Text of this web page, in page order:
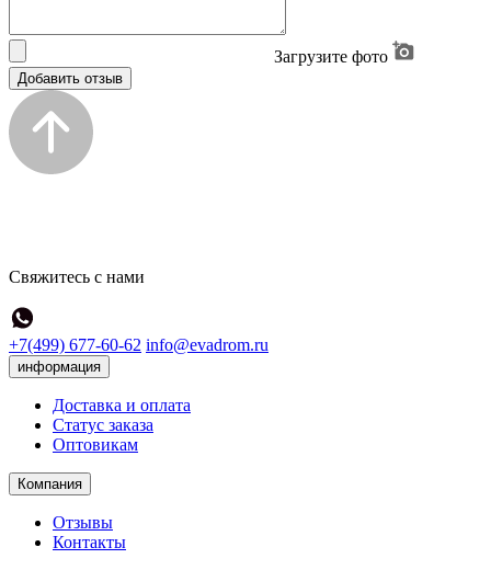
Загрузите фото
Добавить отзыв
Свяжитесь с нами
+7(499) 677-60-62 info@evadrom.ru
информация
Доставка и оплата
Статус заказа
Оптовикам
Компания
Отзывы
Контакты